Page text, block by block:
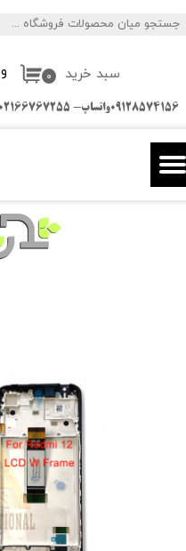
تغییر گذر واژه
سفارشات
خروج از حساب کاربری
۰ سبد خرید